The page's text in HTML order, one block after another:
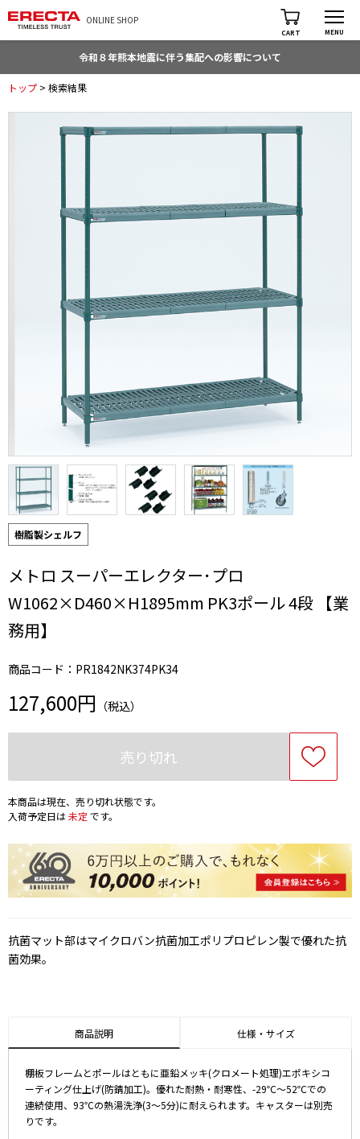
ONLINE SHOP
CART MENU
令和８年熊本地震に伴う集配への影響について
トップ > 検索結果
樹脂製シェルフ
メトロ スーパーエレクター･プロ
W1062×D460×H1895mm PK3ポール 4段 【業
務用】
商品コード：PR1842NK374PK34
127,600円 （税込）
売り切れ
本商品は現在、売り切れ状態です。
入荷予定日は未定 です。
抗菌マット部はマイクロバン抗菌加工ポリプロピレン製で優れた抗
菌効果。
商品説明 仕様・サイズ
棚板フレームとポールはともに亜鉛メッキ(クロメート処理)エポキシコ
ーティング仕上げ(防錆加工)。優れた耐熱・耐寒性、-29℃～52℃での
連続使用、93℃の熱湯洗浄(3～5分)に耐えられます。キャスターは別売
りです。